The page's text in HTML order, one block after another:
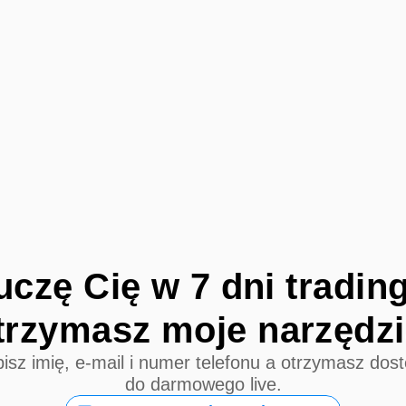
Cię w 7 dni
moje
imię, e-mail i numer telefonu a otrzymasz
do darmowego live.